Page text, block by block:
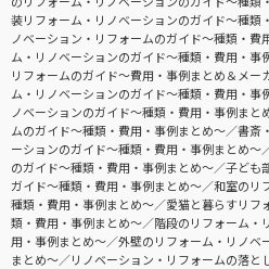
装リフォーム・リノベーションのガイド〜種類
ノベーション・リフォームのガイド〜種類・費
ム・リノベーションのガイド〜種類・費用・事
リフォームのガイド〜費用・事例まとめ＆メー
ム・リノベーションのガイド〜種類・費用・事
ノベーションのガイド〜種類・費用・事例まと
ムのガイド〜種類・費用・事例まとめ〜
書斎
ーションのガイド〜種類・費用・事例まとめ〜
のガイド〜種類・費用・事例まとめ〜
子ども
ガイド〜種類・費用・事例まとめ〜
和室のリ
種類・費用・事例まとめ〜
愛猫と暮らすリフ
類・費用・事例まとめ〜
階段のリフォーム・
用・事例まとめ〜
外壁のリフォーム・リノベ
まとめ〜
リノベーション・リフォームの落と